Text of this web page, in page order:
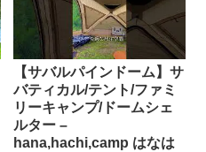
【サバルパインドーム】サ
バティカル/テント/ファミ
リーキャンプ/ドームシェ
ルター –
hana,hachi,camp はなは